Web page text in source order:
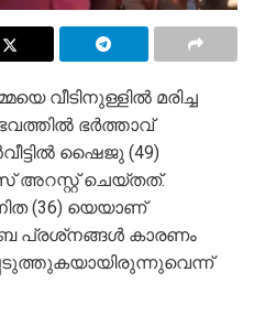
വീടിനുള്ളില്‍ മരിച്ച
ഭര്‍ത്താവ്
ഷൈജു (49)
അറസ്റ്റ് ചെയ്തത്.
(36) യെയാണ്
പ്രശ്‌നങ്ങള്‍ കാരണം